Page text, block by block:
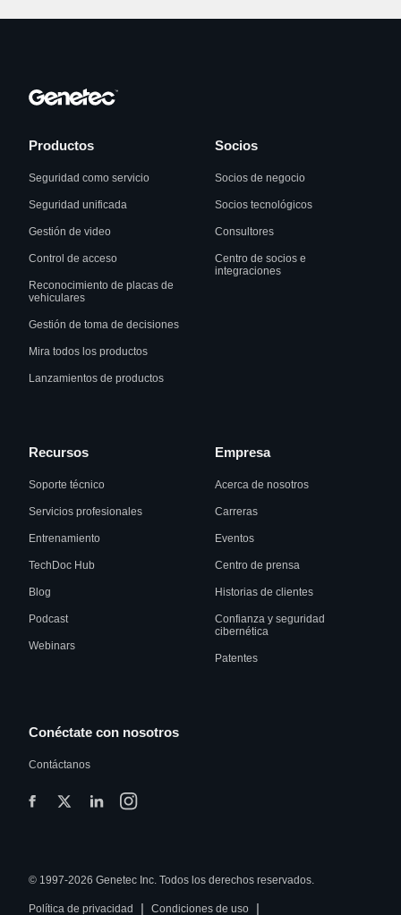
Productos
Seguridad como servicio
Seguridad unificada
Gestión de video
Control de acceso
Reconocimiento de placas de
vehiculares
Gestión de toma de decisiones
Mira todos los productos
Lanzamientos de productos
Socios
Socios de negocio
Socios tecnológicos
Consultores
Centro de socios e
integraciones
Recursos
Soporte técnico
Servicios profesionales
Entrenamiento
TechDoc Hub
Blog
Podcast
Webinars
Empresa
Acerca de nosotros
Carreras
Eventos
Centro de prensa
Historias de clientes
Confianza y seguridad
cibernética
Patentes
Conéctate con nosotros
Contáctanos
© 1997-2026 Genetec Inc. Todos los derechos reservados.
Política de privacidad | Condiciones de uso |